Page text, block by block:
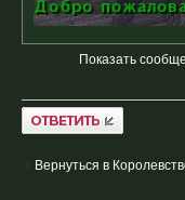
Показать
Ответить
Вернуться в